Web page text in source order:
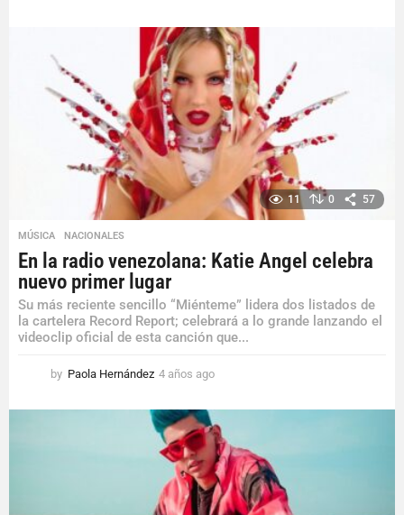
ñ
o
s
a
g
o
11 0 57
MÚSICA ,NACIONALES
En la radio venezolana: Katie Angel celebra
nuevo primer lugar
Su más reciente sencillo “Miénteme” lidera dos listados de
la cartelera Record Report; celebrará a lo grande lanzando el
videoclip oficial de esta canción que...
by Paola Hernández 4 años ago
ñ
o
s
a
g
o